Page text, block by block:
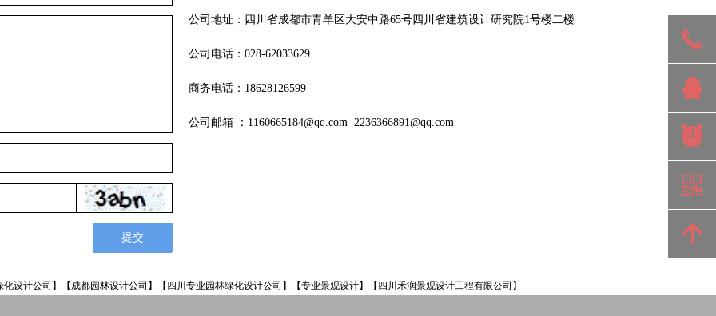
提交
公司地址：四川省成都市青羊区大安中路65号四川省建筑设计研究院1号楼二楼
公司电话：028-62033629
商务电话：18628126599
公司邮箱 ：1160665184@qq.com 2236366891@qq.com
化设计公司】【成都园林设计公司】【四川专业园林绿化设计公司】【专业景观设计】【四川禾润景观设计工程有限公司】
끅
뀩
뀥
낃
녕